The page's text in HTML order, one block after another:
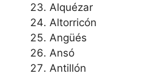
Alquézar
Altorricón
Angüés
Ansó
Antillón